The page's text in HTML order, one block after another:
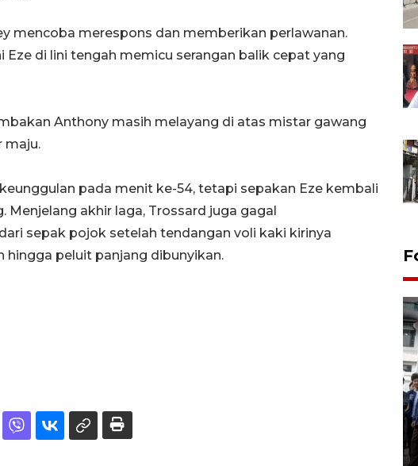
mencoba merespons dan memberikan perlawanan.
Eze di lini tengah memicu serangan balik cepat yang
Anthony masih melayang di atas mistar gawang
maju.
pada menit ke-54, tetapi sepakan Eze kembali
Menjelang akhir laga, Trossard juga gagal
sepak pojok setelah tendangan voli kaki kirinya
hingga peluit panjang dibunyikan.